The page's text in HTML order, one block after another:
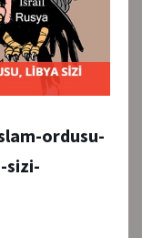
ordusu-
sizi-